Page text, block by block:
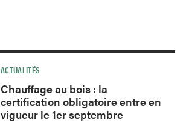
ACTUALITÉS
Chauffage au bois : la
certification obligatoire entre en
vigueur le 1er septembre